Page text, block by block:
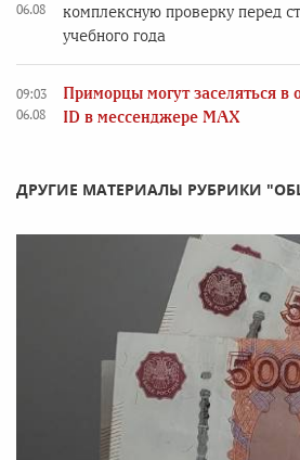
06.08
комплексную проверку перед
учебного года
09:03
06.08
Приморцы могут заселяться в
ID в мессенджере MAX
ДРУГИЕ МАТЕРИАЛЫ РУБРИКИ